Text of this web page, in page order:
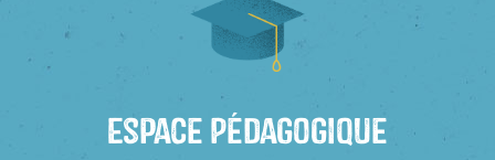
Espace Pédagogique